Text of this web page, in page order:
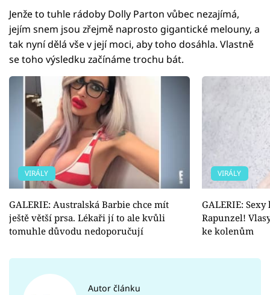
Jenže to tuhle rádoby Dolly Parton vůbec nezajímá,
jejím snem jsou zřejmě naprosto gigantické melouny, a
tak nyní dělá vše v její moci, aby toho dosáhla. Vlastně
se toho výsledku začínáme trochu bát.
VIRÁLY
GALERIE: Australská Barbie chce mít
ještě větší prsa. Lékaři jí to ale kvůli
tomuhle důvodu nedoporučují
VIRÁLY
GALERIE:
Rapunzel!
ke kolenům
Autor článku